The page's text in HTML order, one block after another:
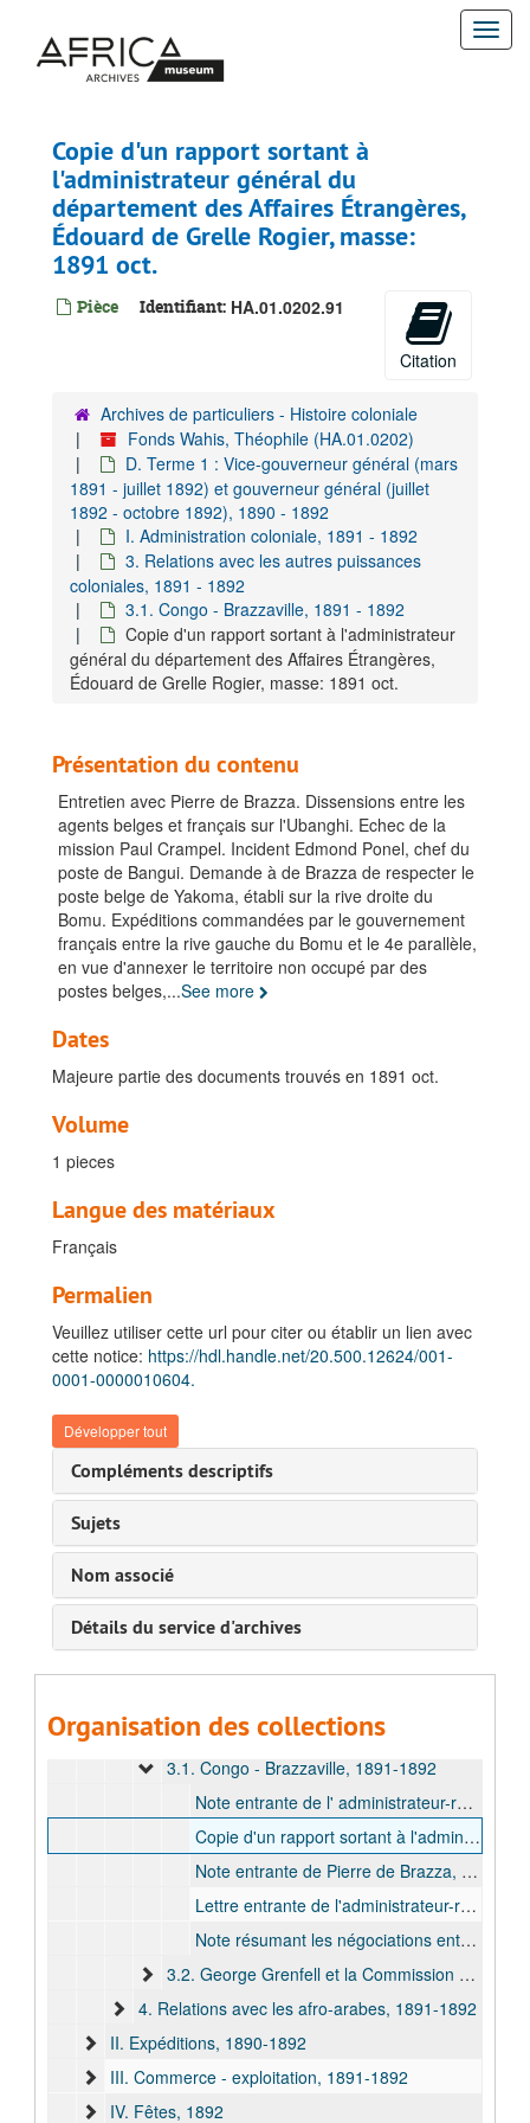
contenu
Copie d'un rapport sortant à
l'administrateur général du
département des Affaires Étrangères,
Édouard de Grelle Rogier, masse:
1891 oct.
Pièce Identifiant: HA.01.0202.91
Citation
Archives de particuliers - Histoire coloniale
Fonds Wahis, Théophile (HA.01.0202)
D. Terme 1 : Vice-gouverneur général (mars
1891 - juillet 1892) et gouverneur général (juillet
1892 - octobre 1892), 1890 - 1892
I. Administration coloniale, 1891 - 1892
3. Relations avec les autres puissances
coloniales, 1891 - 1892
3.1. Congo - Brazzaville, 1891 - 1892
Copie d'un rapport sortant à l'administrateur
général du département des Affaires Étrangères,
Édouard de Grelle Rogier, masse: 1891 oct.
Présentation du contenu
Entretien avec Pierre de Brazza. Dissensions entre les
agents belges et français sur l'Ubanghi. Echec de la
mission Paul Crampel. Incident Edmond Ponel, chef du
poste de Bangui. Demande à de Brazza de respecter le
poste belge de Yakoma, établi sur la rive droite du
Bomu. Expéditions commandées par le gouvernement
français entre la rive gauche du Bomu et le 4e parallèle,
en vue d'annexer le territoire non occupé par des
postes belges,...See more
Dates
Majeure partie des documents trouvés en 1891 oct.
Volume
1 pieces
Langue des matériaux
Français
Permalien
Veuillez utiliser cette url pour citer ou établir un lien avec
cette notice: https://hdl.handle.net/20.500.12624/001-
0001-0000010604.
Développer tout
Compléments descriptifs
Sujets
Nom associé
Détails du service d'archives
Organisation des collections
Fonds Wahis, Théophile
A. Volontaire au Corps Belge du Mexique (1864 - 1867) et la Société Royale Philanthropique des Anciens Frères d'Armes du Corps Belge de Mexique, 1864-1920
B. Carrière après son retour du Mexique (1867-1889), 1878-1887
D. Terme 1 : Vice-gouverneur général (mars 1891 - juillet 1892) et gouverneur général (juillet 1892 - octobre 1892), 1890-1892
I. Administration coloniale, 1891-1892
3. Relations avec les autres puissances coloniales, 1891-1892
3.1. Congo - Brazzaville, 1891-1892
Note entrante de l' administrateur-résident de Brazzaville, Albert Dolisie, lui annonçant sa visite le 7 août 1891, bulk: 1891 août
Copie d'un rapport sortant à l'administrateur général du département des Affaires Étrangères, Édouard de Grelle Rogier, bulk: 1891 oct.
Note entrante de Pierre de Brazza, bulk: 1891 oct.
Lettre entrante de l'administrateur-résident de Brazzaville, Albert Dolisie, bulk: 1892 janv.
Note résumant les négociations entre les puissances en vue d'établir les frontières de l'EIC, bulk: s.d.
3.2. George Grenfell et la Commission de délimitation dans le Lunda, 1892
4. Relations avec les afro-arabes, 1891-1892
II. Expéditions, 1890-1892
III. Commerce - exploitation, 1891-1892
IV. Fêtes, 1892